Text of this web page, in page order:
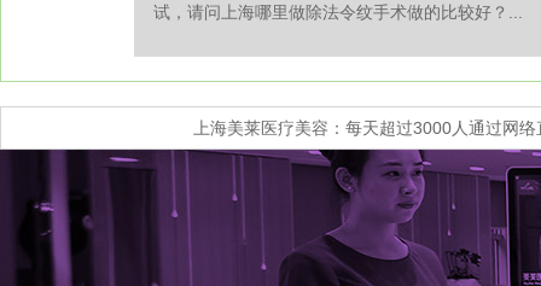
试，请问上海哪里做除法令纹手术做的比较好？...
上海美莱医疗美容：每天超过3000人通过网